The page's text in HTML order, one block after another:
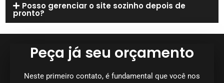
Posso gerenciar o site sozinho depois de
pronto?
Peça já seu orçamento
Neste primeiro contato, é fundamental que você nos